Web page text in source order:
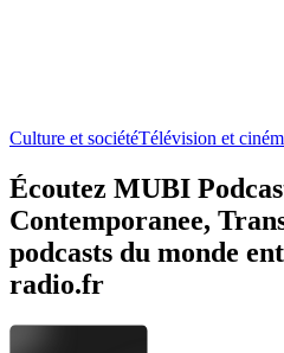
Culture et sociétéTélévision et
Écoutez MUBI
Contemporanee,
podcasts du monde
radio.fr